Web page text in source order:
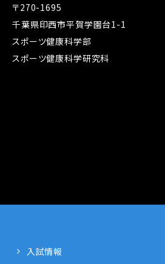
〒270-1695
千葉県印西市平賀学園台1-1
スポーツ健康科学部
スポーツ健康科学研究科
入試情報